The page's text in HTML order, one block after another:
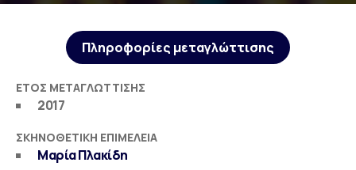
Πληροφορίες μεταγλώττισης
ΈΤΟΣ ΜΕΤΑΓΛΏΤΤΙΣΗΣ
2017
ΣΚΗΝΟΘΕΤΙΚΉ ΕΠΙΜΈΛΕΙΑ
Μαρία Πλακίδη